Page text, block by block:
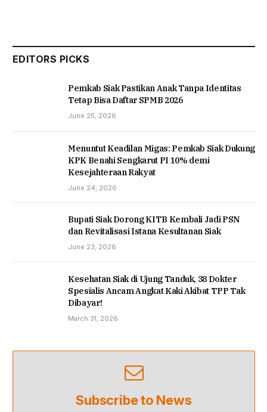
EDITORS PICKS
Pemkab Siak Pastikan Anak Tanpa Identitas
Tetap Bisa Daftar SPMB 2026
June 25, 2026
Menuntut Keadilan Migas: Pemkab Siak Dukung
KPK Benahi Sengkarut PI 10% demi
Kesejahteraan Rakyat
June 24, 2026
Bupati Siak Dorong KITB Kembali Jadi PSN
dan Revitalisasi Istana Kesultanan Siak
June 23, 2026
Kesehatan Siak di Ujung Tanduk, 38 Dokter
Spesialis Ancam Angkat Kaki Akibat TPP Tak
Dibayar!
March 31, 2026
Subscribe to News